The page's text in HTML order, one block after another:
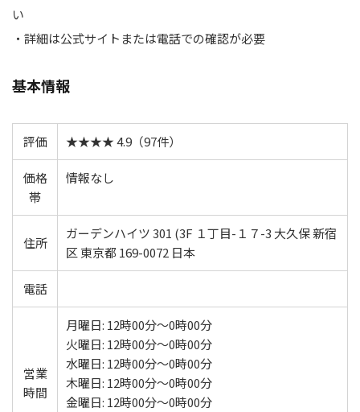
い
・詳細は公式サイトまたは電話での確認が必要
基本情報
評価 ★★★★ 4.9（97件）
価格
帯
情報なし
住所
ガーデンハイツ 301 (3F １丁目-１７-3 大久保 新宿
区 東京都 169-0072 日本
電話
営業
時間
月曜日: 12時00分～0時00分
火曜日: 12時00分～0時00分
水曜日: 12時00分～0時00分
木曜日: 12時00分～0時00分
金曜日: 12時00分～0時00分